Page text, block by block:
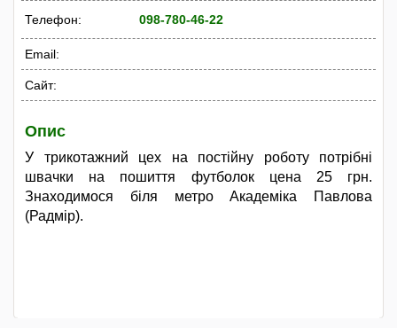
Телефон: 098-780-46-22
Email:
Сайт:
Опис
У трикотажний цех на постійну роботу потрібні
швачки на пошиття футболок цена 25 грн.
Знаходимося біля метро Академіка Павлова
(Радмір).